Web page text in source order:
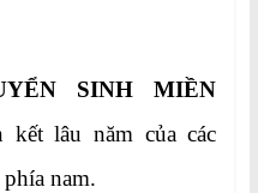
SINH MIỀN
lâu năm của các
nam.